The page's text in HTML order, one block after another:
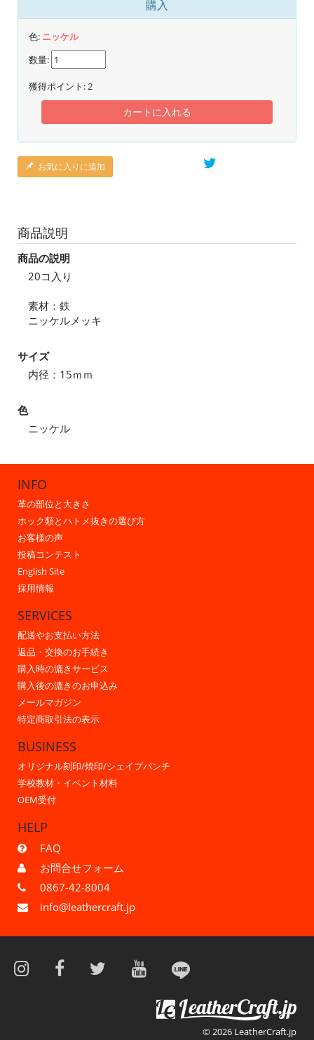
購入
色: ニッケル
数量:
獲得ポイント:2
カートに入れる
お気に入りに追加
商品説明
商品の説明
20コ入り
素材：鉄
ニッケルメッキ
サイズ
内径：15ｍｍ
色
ニッケル
INFO
革の部位と大きさ
ホック類とハトメ抜きの選び方
お客様の声
投稿コンテスト
English Site
採用情報
SERVICES
配送やお支払い方法
返品・交換のお手続き
購入時の漉きサービス
購入後の漉きのお申込み
メールマガジン
特定商取引法の表示
BUSINESS
オリジナル刻印/焼印/シェイプパンチ
学校教材・イベント材料
OEM受付
HELP
FAQ
お問合せフォーム
0867-42-8004
info@leathercraft.jp
© 2026 LeatherCraft.jp